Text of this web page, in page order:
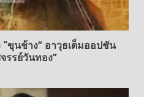
ขุนช้าง” อาวุธเต็มออปชัน
รรย์วันทอง”